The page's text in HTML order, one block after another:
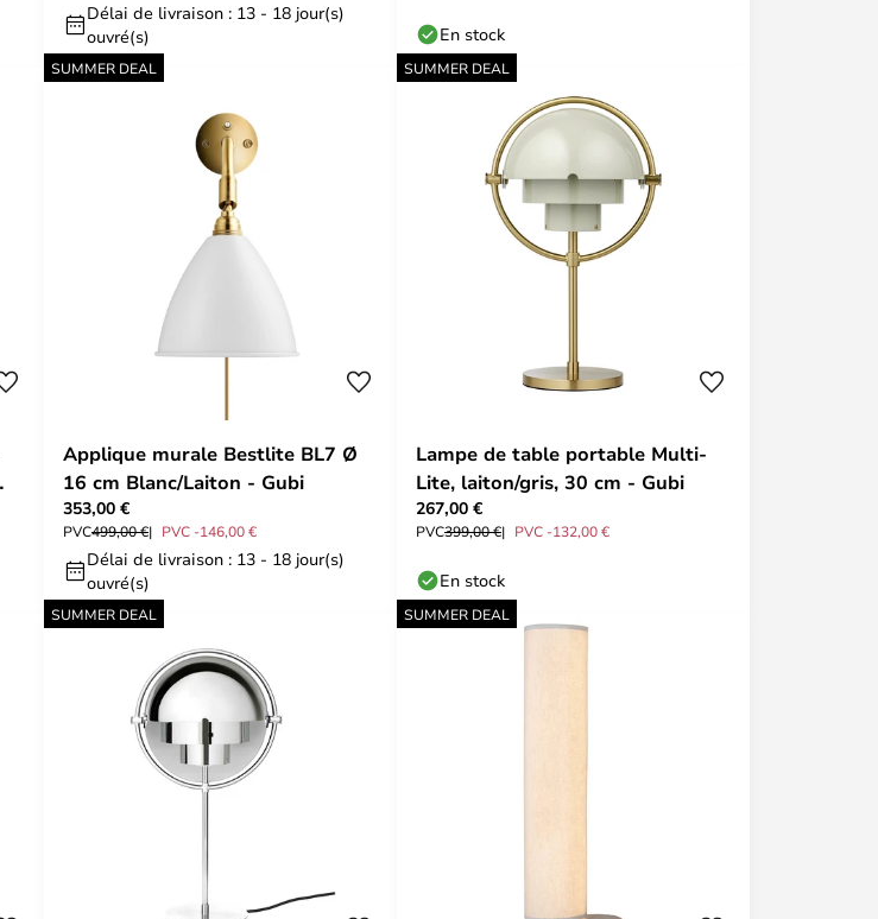
Délai de livraison : 13 - 18 jour(s)
ouvré(s)
En stock
SUMMER DEAL
Applique murale Bestlite BL7 Ø
16 cm Blanc/Laiton - Gubi
353,00 €
PVC499,00 € PVC -146,00 €
Délai de livraison : 13 - 18 jour(s)
ouvré(s)
SUMMER DEAL
Lampe de table portable Multi-
Lite, laiton/gris, 30 cm - Gubi
267,00 €
PVC399,00 € PVC -132,00 €
En stock
SUMMER DEAL SUMMER DEAL